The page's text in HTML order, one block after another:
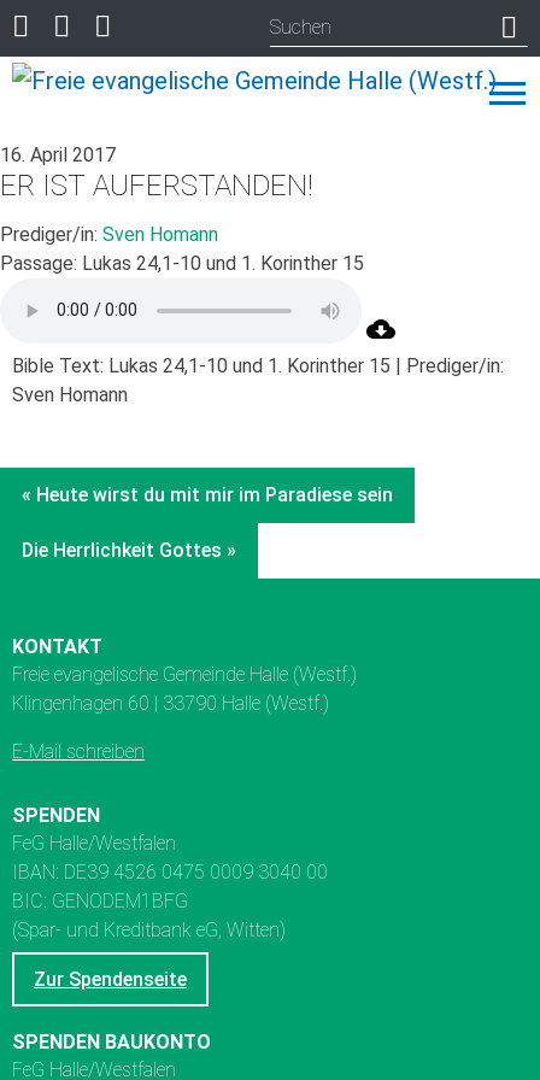
16. April 2017
ER IST AUFERSTANDEN!
Prediger/in: Sven Homann
Passage: Lukas 24,1-10 und 1. Korinther 15
Bible Text: Lukas 24,1-10 und 1. Korinther 15 | Prediger/in:
Sven Homann
« Heute wirst du mit mir im Paradiese sein
Die Herrlichkeit Gottes »
KONTAKT
Freie evangelische Gemeinde Halle (Westf.)
Klingenhagen 60 | 33790 Halle (Westf.)
E-Mail schreiben
SPENDEN
FeG Halle/Westfalen
IBAN: DE39 4526 0475 0009 3040 00
BIC: GENODEM1BFG
(Spar- und Kreditbank eG, Witten)
Zur Spendenseite
SPENDEN BAUKONTO
FeG Halle/Westfalen